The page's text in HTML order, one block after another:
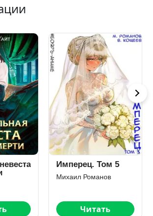
Имперец. Том 5
Михаил Романов
Читать